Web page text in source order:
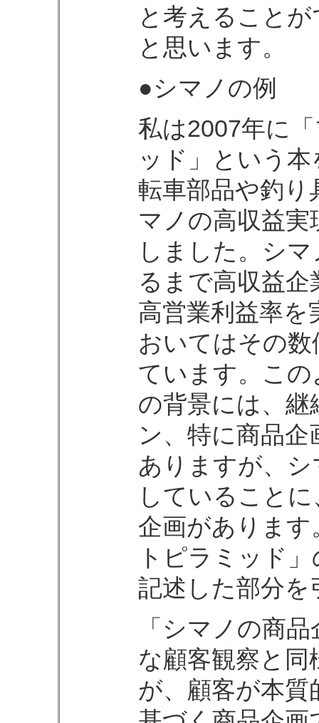
と考えること
と思います。
●シマノの例
私は2007年に
ッド」という
転車部品や釣
マノの高収益
しました。シ
るまで高収益
高営業利益率を
おいてはその
ています。こ
の背景には、
ン、特に商品
ありますが、
していること
企画がありま
トピラミッド
記述した部分を
「シマノの商
な顧客観察と
が、顧客が本